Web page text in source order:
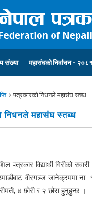
संख्या महासंघकाे निर्वाचन - २०८१
पत्रकारकाे निधनले महासंघ स्तब्ध
निधनले महासंघ स्तब्ध
पत्रकार विद्यार्थी गिरीको
वीरगञ्ज जानेक्रममा
४ छोरी र २ छोरा हुनुहुन्छ ।